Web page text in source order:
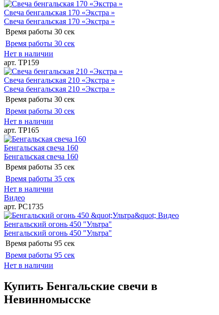
Свеча бенгальская 170 «Экстра »
Свеча бенгальская 170 «Экстра »
Время работы 30 сек
Время работы 30 сек
Нет в наличии
арт. ТР159
Свеча бенгальская 210 «Экстра »
Свеча бенгальская 210 «Экстра »
Время работы 30 сек
Время работы 30 сек
Нет в наличии
арт. ТР165
Бенгальская свеча 160
Бенгальская свеча 160
Время работы 35 сек
Время работы 35 сек
Нет в наличии
Видео
арт. РС1735
Видео
Бенгальский огонь 450 "Ультра"
Бенгальский огонь 450 "Ультра"
Время работы 95 сек
Время работы 95 сек
Нет в наличии
Купить Бенгальские свечи в
Невинномысске